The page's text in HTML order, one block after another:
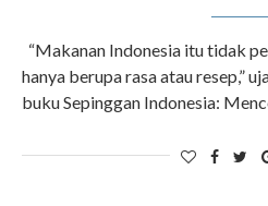
“Makanan Indonesia itu tidak
hanya berupa rasa atau resep,”
buku Sepinggan Indonesia: